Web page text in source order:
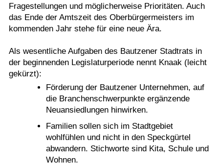
Fragestellungen und möglicherweise Prioritäten. Auch
das Ende der Amtszeit des Oberbürgermeisters im
kommenden Jahr stehe für eine neue Ära.
Als wesentliche Aufgaben des Bautzener Stadtrats in
der beginnenden Legislaturperiode nennt Knaak (leicht
gekürzt):
Förderung der Bautzener Unternehmen, auf
die Branchenschwerpunkte ergänzende
Neuansiedlungen hinwirken.
Familien sollen sich im Stadtgebiet
wohlfühlen und nicht in den Speckgürtel
abwandern. Stichworte sind Kita, Schule und
Wohnen.